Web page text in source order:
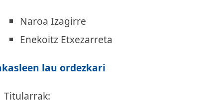
Naroa Izagirre
Enekoitz Etxezarreta
lau ordezkari
Titularrak: